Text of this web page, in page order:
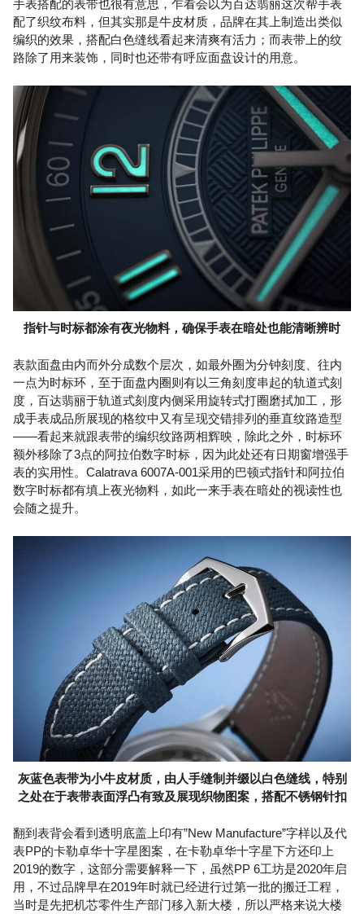
手表搭配的表带也很有意思，乍看会以为百达翡丽这次帮手表
配了织纹布料，但其实那是牛皮材质，品牌在其上制造出类似
编织的效果，搭配白色缝线看起来清爽有活力；而表带上的纹
路除了用来装饰，同时也还带有呼应面盘设计的用意。
指针与时标都涂有夜光物料，确保手表在暗处也能清晰辨时
表款面盘由内而外分成数个层次，如最外圈为分钟刻度、往内
一点为时标环，至于面盘内圈则有以三角刻度串起的轨道式刻
度，百达翡丽于轨道式刻度内侧采用旋转式打圈磨拭加工，形
成手表成品所展现的格纹中又有呈现交错排列的垂直纹路造型
——看起来就跟表带的编织纹路两相辉映，除此之外，时标环
额外移除了3点的阿拉伯数字时标，因为此处还有日期窗增强手
表的实用性。Calatrava 6007A-001采用的巴顿式指针和阿拉伯
数字时标都有填上夜光物料，如此一来手表在暗处的视读性也
会随之提升。
灰蓝色表带为小牛皮材质，由人手缝制并缀以白色缝线，特别
之处在于表带表面浮凸有致及展现织物图案，搭配不锈钢针扣
翻到表背会看到透明底盖上印有”New Manufacture”字样以及代
表PP的卡勒卓华十字星图案，在卡勒卓华十字星下方还印上
2019的数字，这部分需要解释一下，虽然PP 6工坊是2020年启
用，不过品牌早在2019年时就已经进行过第一批的搬迁工程，
当时是先把机芯零件生产部门移入新大楼，所以严格来说大楼